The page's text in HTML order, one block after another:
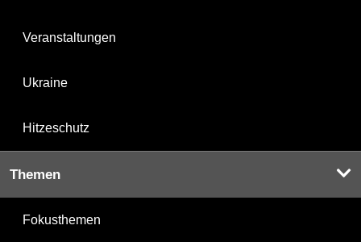
Veranstaltungen
Ukraine
Hitzeschutz
Themen
Fokusthemen